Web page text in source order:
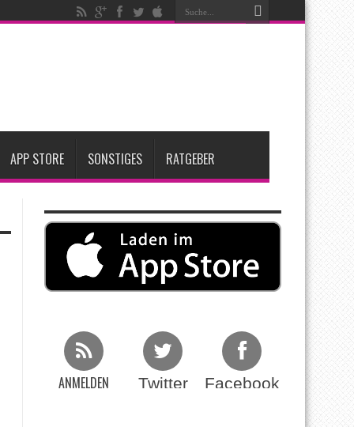
Apple übernimmt Softwarefirma PlasmaSolve
APP STORE SONSTIGES RATGEBER
ANMELDEN Twitter Facebook